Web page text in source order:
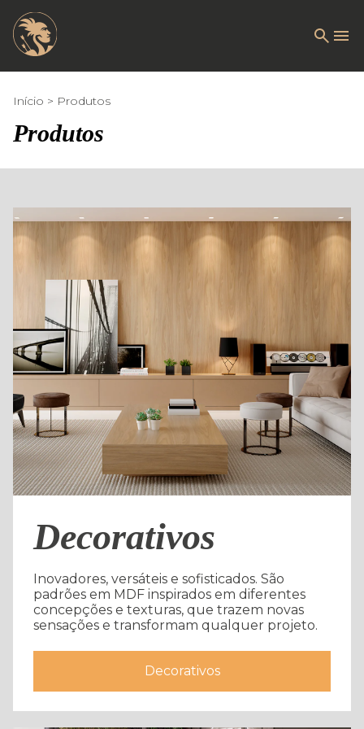
Início Produtos
Produtos
Decorativos
Inovadores, versáteis e sofisticados. São
padrões em MDF inspirados em diferentes
concepções e texturas, que trazem novas
sensações e transformam qualquer projeto.
Decorativos